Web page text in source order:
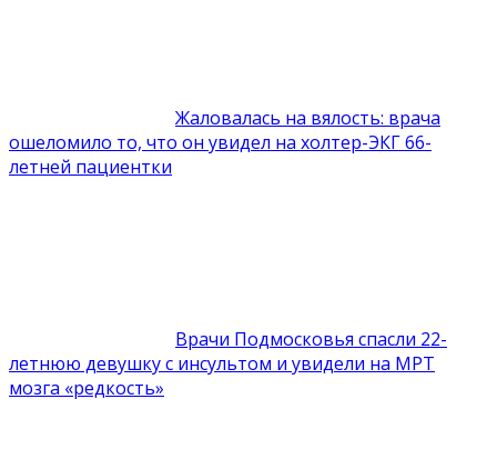
Жаловалась на вялость: врача
ошеломило то, что он увидел на холтер-ЭКГ 66-
летней пациентки
Врачи Подмосковья спасли 22-
летнюю девушку с инсультом и увидели на МРТ
мозга «редкость»